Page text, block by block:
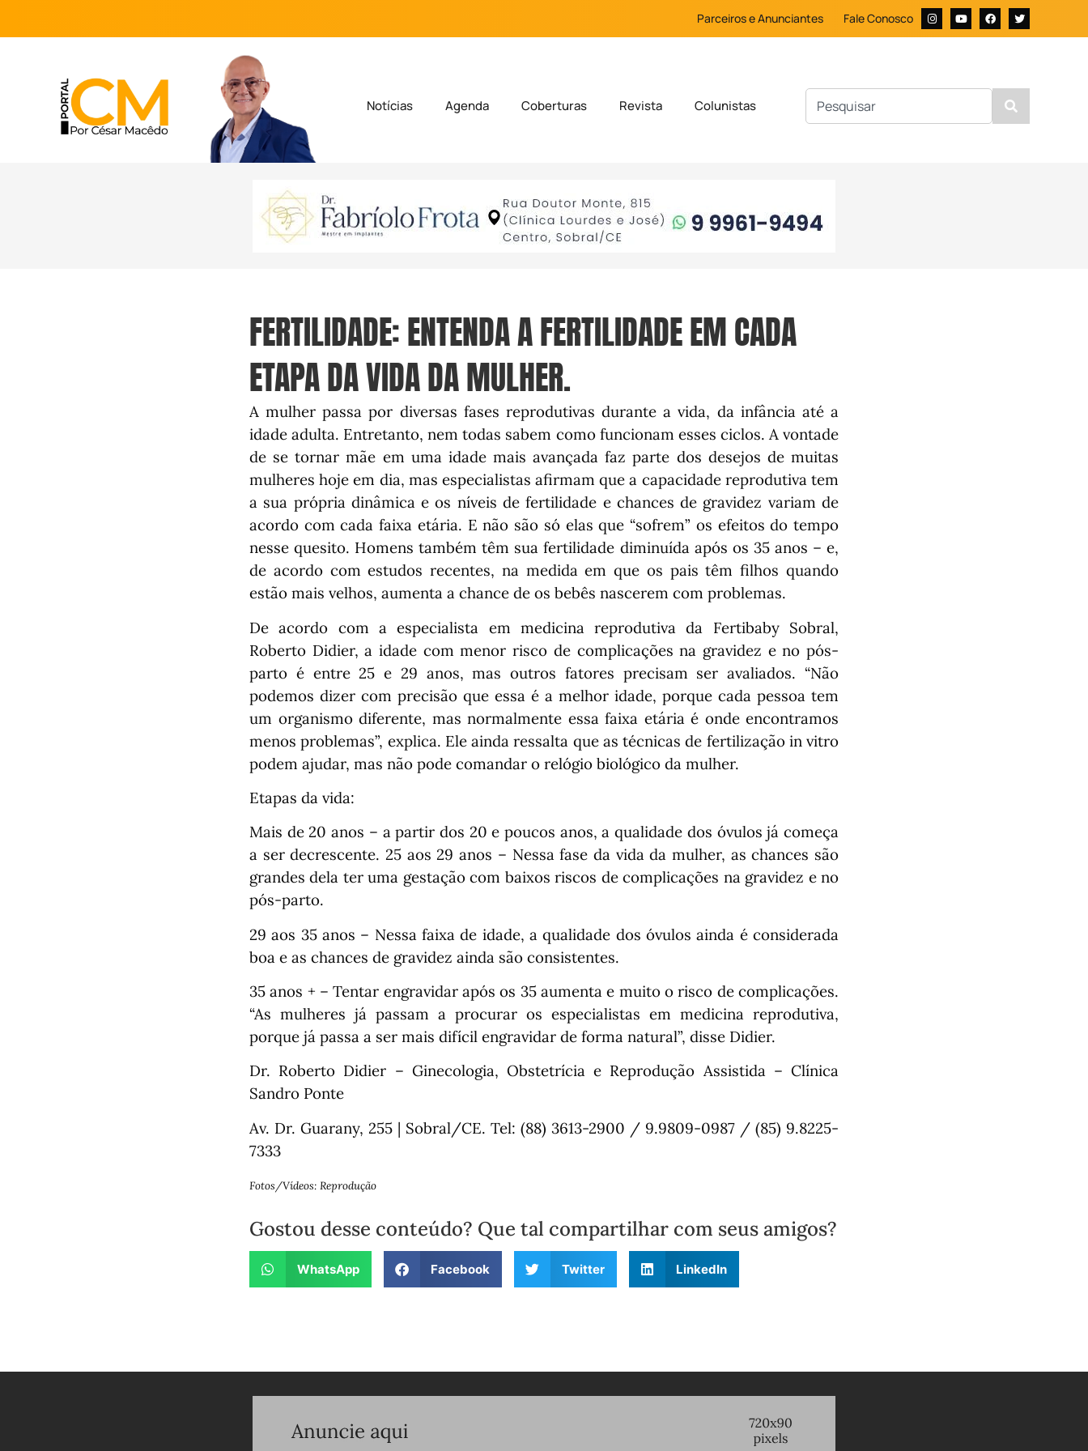
Parceiros e Anunciantes Fale Conosco
Notícias Agenda Coberturas Revista Colunistas
FERTILIDADE: ENTENDA A FERTILIDADE EM CADA
ETAPA DA VIDA DA MULHER.
A mulher passa por diversas fases reprodutivas durante a vida, da infância até a
idade adulta. Entretanto, nem todas sabem como funcionam esses ciclos. A vontade
de se tornar mãe em uma idade mais avançada faz parte dos desejos de muitas
mulheres hoje em dia, mas especialistas afirmam que a capacidade reprodutiva tem
a sua própria dinâmica e os níveis de fertilidade e chances de gravidez variam de
acordo com cada faixa etária. E não são só elas que “sofrem” os efeitos do tempo
nesse quesito. Homens também têm sua fertilidade diminuída após os 35 anos – e,
de acordo com estudos recentes, na medida em que os pais têm filhos quando
estão mais velhos, aumenta a chance de os bebês nascerem com problemas.
De acordo com a especialista em medicina reprodutiva da Fertibaby Sobral,
Roberto Didier, a idade com menor risco de complicações na gravidez e no pós-
parto é entre 25 e 29 anos, mas outros fatores precisam ser avaliados. “Não
podemos dizer com precisão que essa é a melhor idade, porque cada pessoa tem
um organismo diferente, mas normalmente essa faixa etária é onde encontramos
menos problemas”, explica. Ele ainda ressalta que as técnicas de fertilização in vitro
podem ajudar, mas não pode comandar o relógio biológico da mulher.
Etapas da vida:
Mais de 20 anos – a partir dos 20 e poucos anos, a qualidade dos óvulos já começa
a ser decrescente. 25 aos 29 anos – Nessa fase da vida da mulher, as chances são
grandes dela ter uma gestação com baixos riscos de complicações na gravidez e no
pós-parto.
29 aos 35 anos – Nessa faixa de idade, a qualidade dos óvulos ainda é considerada
boa e as chances de gravidez ainda são consistentes.
35 anos + – Tentar engravidar após os 35 aumenta e muito o risco de complicações.
“As mulheres já passam a procurar os especialistas em medicina reprodutiva,
porque já passa a ser mais difícil engravidar de forma natural”, disse Didier.
Dr. Roberto Didier – Ginecologia, Obstetrícia e Reprodução Assistida – Clínica
Sandro Ponte
Av. Dr. Guarany, 255 | Sobral/CE. Tel: (88) 3613-2900 / 9.9809-0987 / (85) 9.8225-
7333
Fotos/Vídeos: Reprodução
Gostou desse conteúdo? Que tal compartilhar com seus amigos?
WhatsApp Facebook Twitter LinkedIn